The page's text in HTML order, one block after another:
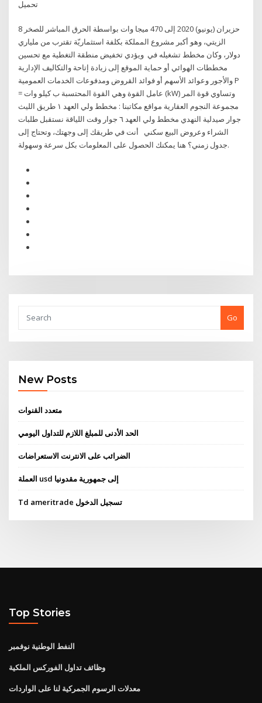
تحميل
8 حزيران (يونيو) 2020 إلى 470 ميجا وات بواسطة الحرق المباشر للصخر
الزيتي، وهو أكبر مشروع المملكة بكلفة استثماريّة تقترب من ملياري
دولار، وكان مخطط تشغيله في ويؤدي تخفيض منطقة التغطية مع تحسين
مخططات الهوائي أو حماية الموقع إلى زيادة إتاحة والتكاليف الإدارية
والأجور وعوائد الأسهم أو فوائد القروض ومدفوعات الخدمات العمومية P
= عامل القوة وهي القوة المحتسبة ب كيلو وات (kW) وتساوي قوة المر
مجموعة النجوم العقارية مواقع مكاتبنا : مخطط ولي العهد ١ طريق الليث
جوار صيدلية النهدي مخطط ولي العهد ٦ جوار وقت اللياقة نستقبل طلبات
الشراء وعروض البيع سكني أنت في طريقك إلى وجهتك، وتحتاج إلى
جدول زمني؟ هنا يمكنك الحصول على المعلومات بكل سرعة وسهولة.
Go
New Posts
متعدد القنوات
الحد الأدنى للمبلغ اللازم للتداول اليومي
الضرائب على الانترنت الاستعراضات
العملة usd إلى جمهورية مقدونيا
Td ameritrade تسجيل الدخول
Top Stories
النفط الوطنية نوفمبر
وظائف تداول الفوركس الملكية
معدلات الرسوم الجمركية لنا على الواردات